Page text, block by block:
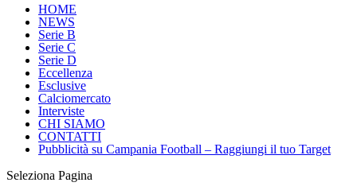
HOME
NEWS
Serie B
Serie C
Serie D
Eccellenza
Esclusive
Calciomercato
Interviste
CHI SIAMO
CONTATTI
Pubblicità su Campania Football – Raggiungi il tuo Target
Seleziona Pagina